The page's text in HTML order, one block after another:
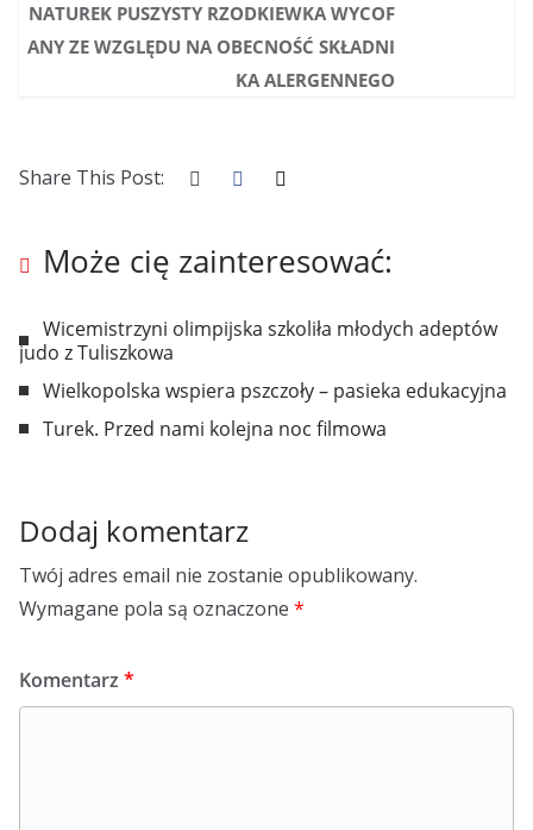
NATUREK PUSZYSTY RZODKIEWKA WYCOF
ANY ZE WZGLĘDU NA OBECNOŚĆ SKŁADNI
KA ALERGENNEGO
Share This Post:
Może cię zainteresować:
Wicemistrzyni olimpijska szkoliła młodych adeptów
judo z Tuliszkowa
Wielkopolska wspiera pszczoły – pasieka edukacyjna
Turek. Przed nami kolejna noc filmowa
Dodaj komentarz
Twój adres email nie zostanie opublikowany.
Wymagane pola są oznaczone *
Komentarz *